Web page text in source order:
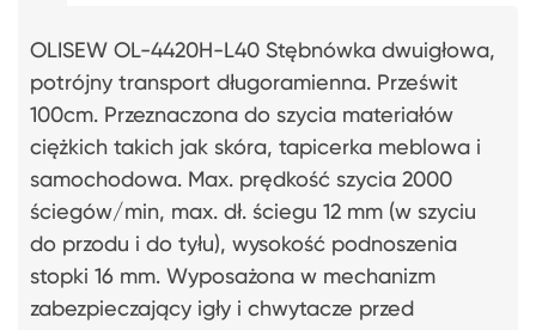
OLISEW OL-4420H-L40 Stębnówka dwuigłowa,
potrójny transport długoramienna. Prześwit
100cm. Przeznaczona do szycia materiałów
ciężkich takich jak skóra, tapicerka meblowa i
samochodowa. Max. prędkość szycia 2000
ściegów/min, max. dł. ściegu 12 mm (w szyciu
do przodu i do tyłu), wysokość podnoszenia
stopki 16 mm. Wyposażona w mechanizm
zabezpieczający igły i chwytacze przed